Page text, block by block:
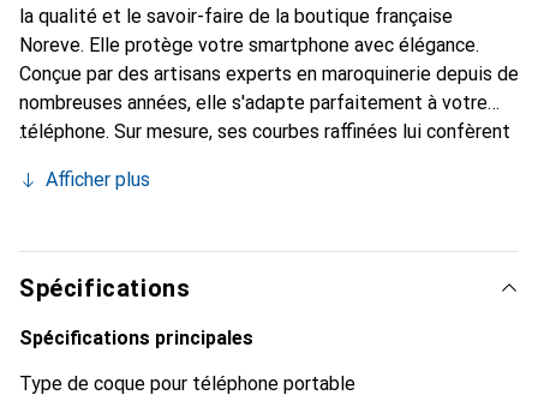
la qualité et le savoir-faire de la boutique française
Noreve. Elle protège votre smartphone avec élégance.
Conçue par des artisans experts en maroquinerie depuis de
nombreuses années, elle s'adapte parfaitement à votre
téléphone. Sur mesure, ses courbes raffinées lui confèrent
chic et indispensable pour votre smartphone. Reconnaître
marque Noreve est un choix sûr pour une clientèle
exigeante.
Afficher plus
Spécifications
Spécifications principales
Type de coque pour téléphone portable